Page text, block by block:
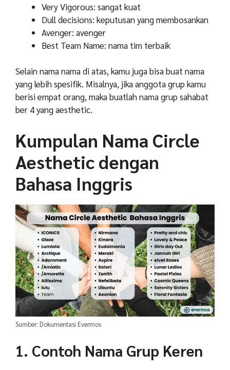
Very Vigorous: sangat kuat
Dull decisions: keputusan yang membosankan
Avenger: avenger
Best Team Name: nama tim terbaik
Selain nama nama di atas, kamu juga bisa buat nama
yang lebih spesifik. Misalnya, jika anggota grup kamu
berisi empat orang, maka buatlah nama grup sahabat
ber 4 yang aesthetic.
Kumpulan Nama Circle
Aesthetic dengan
Bahasa Inggris
Sumber: Dokumentasi Evermos
1. Contoh Nama Grup Keren